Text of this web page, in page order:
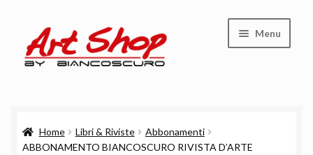
alla
navigazione
al
contenuto
Menu
Carrello
Home Libri & Riviste
Abbonamenti
ABBONAMENTO BIANCOSCURO RIVISTA D’ARTE